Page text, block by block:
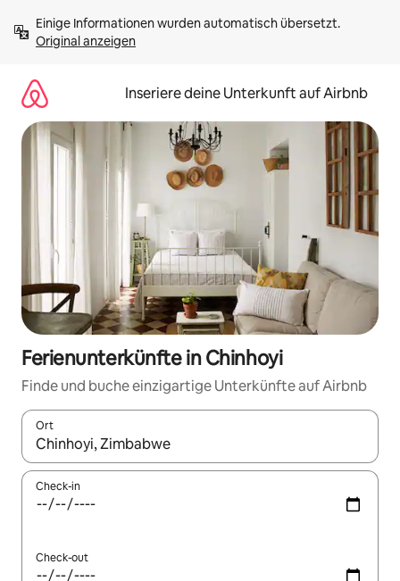
Inhalten
springenOriginal anzeigen
Inseriere deine Unterkunft auf Airbnb
Ferienunterkünfte in Chinhoyi
Finde und buche einzigartige Unterkünfte auf Airbnb
Ort
Wenn Ergebnisse verfügbar sind, navigiere mit den
Check-in
Check-out